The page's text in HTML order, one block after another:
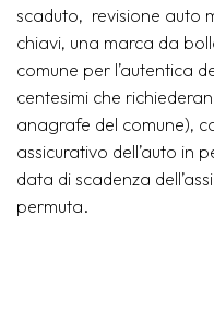
scaduto, revisione auto
chiavi, una marca da
comune per l’autentica
centesimi che
anagrafe del comune),
assicurativo dell’auto in
data di scadenza
permuta.